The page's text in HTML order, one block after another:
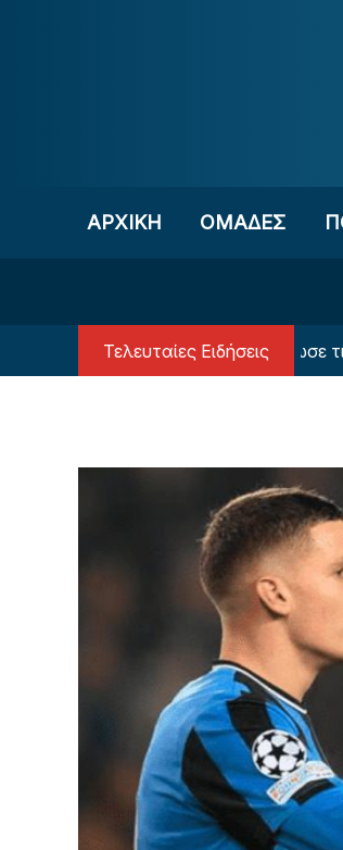
ΑΡΧΙΚΗ OΜΑΔΕΣ
Τελευταίες Ειδήσεις
Ο υπερυπολογιστής έδωσε τις